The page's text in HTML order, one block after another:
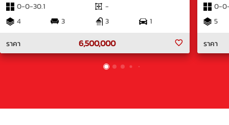
0-0-30.1
-
4
3 3
1
ราคา
6,500,000
0-
5
ราคา